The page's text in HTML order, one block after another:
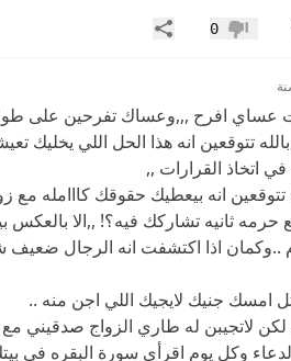
عدم إعجاب
0 مشاركة
يااخت عساي افرح ,,,وعساك تفرحين على
تتوقعين انه هذا الحل اللي يخليك
اتخاذ القرارات ,,
تتوقعين انه بيعطيك حقوقك كااامله
ثانيه تشاركك فيه؟! ,,الا بالعكس
..وكمان اذا اكتشفت انه الرجال
امسك جنيك لايجيك اللي اجن منه ..
لكن لاتجيبن له طاري الزواج صدقيني مع
وكل يوم اقرأي سورة البقره في